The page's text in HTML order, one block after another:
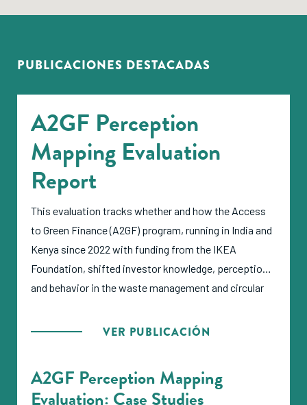
PUBLICACIONES DESTACADAS
A2GF Perception
Mapping Evaluation
Report
This evaluation tracks whether and how the Access
to Green Finance (A2GF) program, running in India and
Kenya since 2022 with funding from the IKEA
Foundation, shifted investor knowledge, perception,
and behavior in the waste management and circular
linked to ANDE's activities versus other factors.
VER PUBLICACIÓN
A2GF Perception Mapping
Evaluation: Case Studies